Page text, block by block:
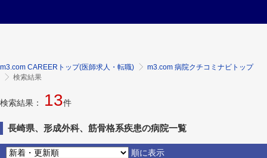
m3.com CAREERトップ(医師求人・転職)
m3.com 病院クチコミナビトップ
検索結果
検索結果： 13件
長崎県、形成外科、筋骨格系疾患の病院一覧
順に表示